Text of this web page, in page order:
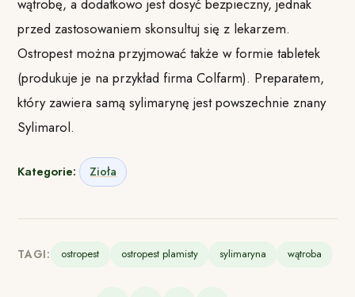
przed zastosowaniem skonsultuj się z lekarzem.
Ostropest można przyjmować także w formie tabletek
(produkuje je na przykład firma Colfarm). Preparatem,
który zawiera samą sylimarynę jest powszechnie znany
Sylimarol.
Kategorie: Zioła
TAGI: ostropest ostropest plamisty sylimaryna wątroba